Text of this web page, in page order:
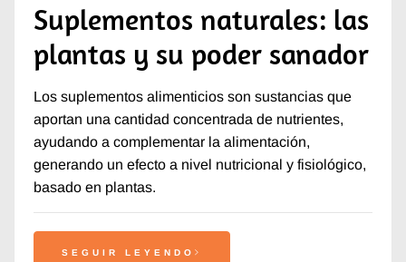
Suplementos naturales: las
plantas y su poder sanador
Los suplementos alimenticios son sustancias que
aportan una cantidad concentrada de nutrientes,
ayudando a complementar la alimentación,
generando un efecto a nivel nutricional y fisiológico,
basado en plantas.
SEGUIR LEYENDO